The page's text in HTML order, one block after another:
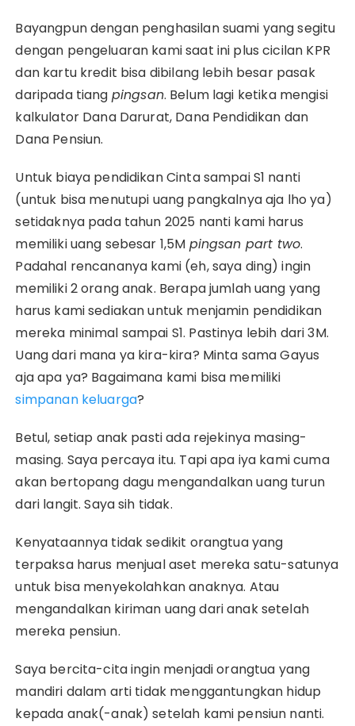
Bayangpun dengan penghasilan suami yang segitu
dengan pengeluaran kami saat ini plus cicilan KPR
dan kartu kredit bisa dibilang lebih besar pasak
daripada tiang pingsan. Belum lagi ketika mengisi
kalkulator Dana Darurat, Dana Pendidikan dan
Dana Pensiun.
Untuk biaya pendidikan Cinta sampai S1 nanti
(untuk bisa menutupi uang pangkalnya aja lho ya)
setidaknya pada tahun 2025 nanti kami harus
memiliki uang sebesar 1,5M pingsan part two.
Padahal rencananya kami (eh, saya ding) ingin
memiliki 2 orang anak. Berapa jumlah uang yang
harus kami sediakan untuk menjamin pendidikan
mereka minimal sampai S1. Pastinya lebih dari 3M.
Uang dari mana ya kira-kira? Minta sama Gayus
aja apa ya? Bagaimana kami bisa memiliki
simpanan keluarga?
Betul, setiap anak pasti ada rejekinya masing-
masing. Saya percaya itu. Tapi apa iya kami cuma
akan bertopang dagu mengandalkan uang turun
dari langit. Saya sih tidak.
Kenyataannya tidak sedikit orangtua yang
terpaksa harus menjual aset mereka satu-satunya
untuk bisa menyekolahkan anaknya. Atau
mengandalkan kiriman uang dari anak setelah
mereka pensiun.
Saya bercita-cita ingin menjadi orangtua yang
mandiri dalam arti tidak menggantungkan hidup
kepada anak(-anak) setelah kami pensiun nanti.